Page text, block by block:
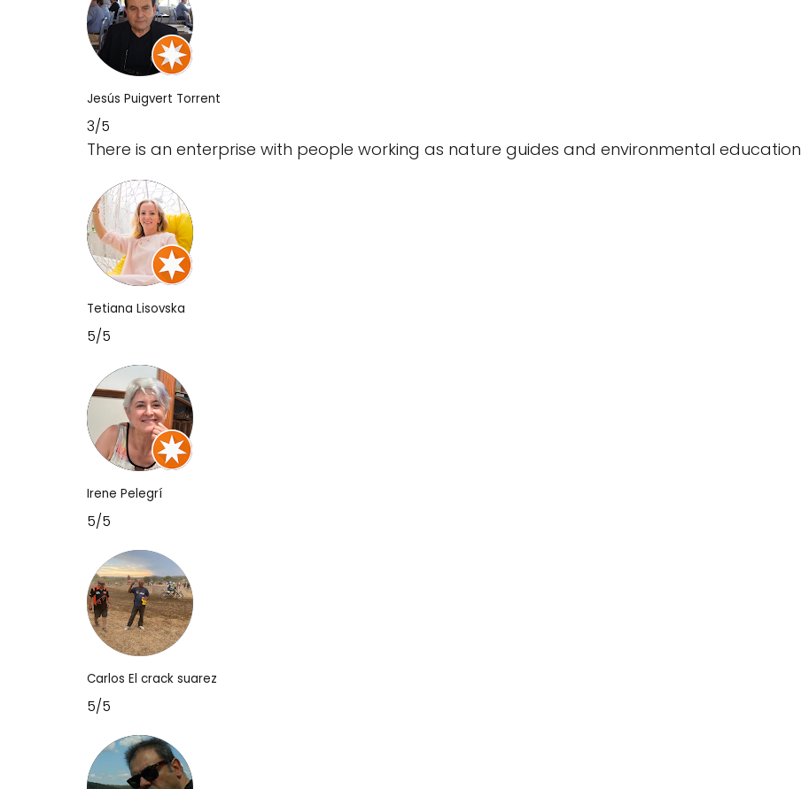
Jesús Puigvert Torrent
3/5
There is an enterprise with people working as nature guides and environmental education
Tetiana Lisovska
5/5
Irene Pelegrí
5/5
Carlos El crack suarez
5/5